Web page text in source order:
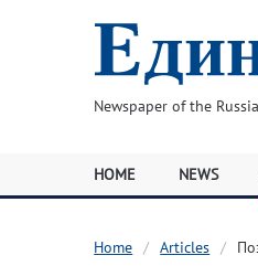
Newspaper of the
HOME NEWS
Home Articles